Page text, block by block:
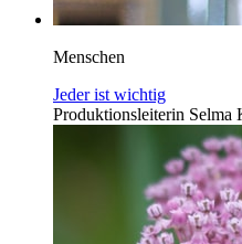
Menschen
Jeder ist wichtig
Produktionsleiterin Selma